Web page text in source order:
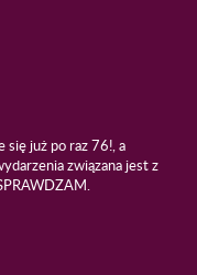
już po raz 76!, a
związana jest z